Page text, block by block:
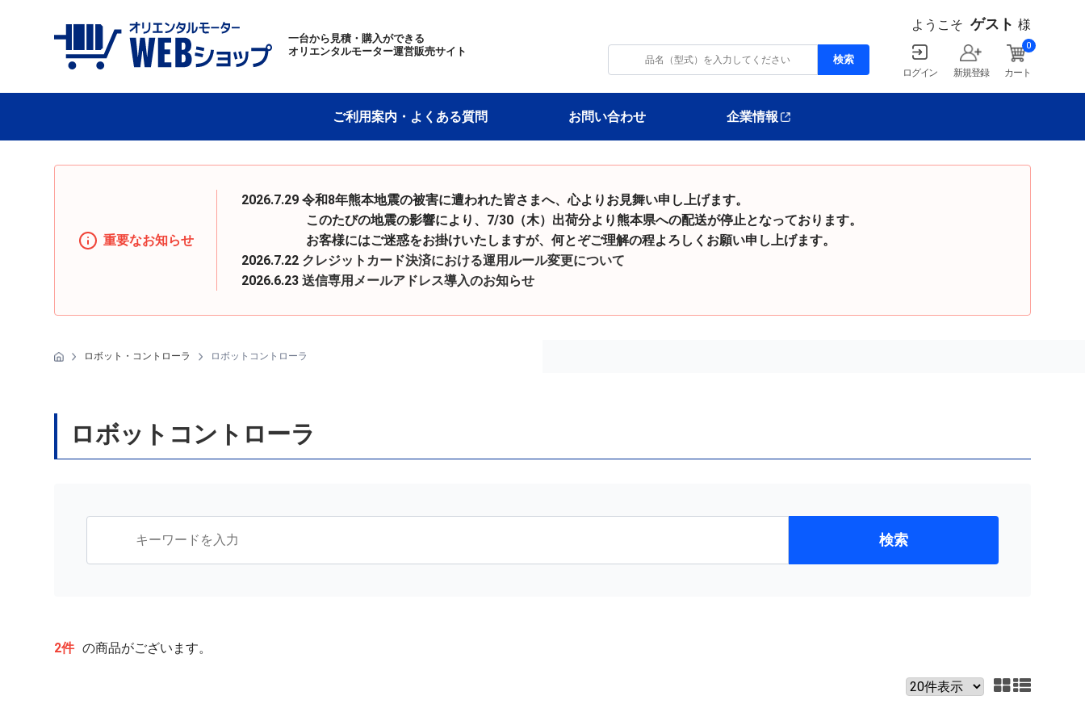
一台から見積・購入ができる
オリエンタルモーター運営販売サイト
ようこそ ゲスト 様
ログイン 新規登録 カート
0
ご利用案内・よくある質問 お問い合わせ 企業情報
重要なお知らせ
2026.7.29 令和8年熊本地震の被害に遭われた皆さまへ、心よりお見舞い申し上げます。
このたびの地震の影響により、7/30（木）出荷分より熊本県への配送が停止となっております。
お客様にはご迷惑をお掛けいたしますが、何とぞご理解の程よろしくお願い申し上げます。
2026.7.22 クレジットカード決済における運用ルール変更について
2026.6.23送信専用メールアドレス導入のお知らせ
ロボット・コントローラ ロボットコントローラ
ロボットコントローラ
2件 の商品がございます。